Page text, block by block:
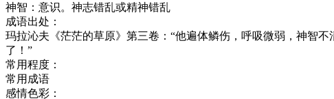
神智：意识。神志错乱或精神错乱
成语出处：
玛拉沁夫《茫茫的草原》第三卷：“他遍体鳞伤，呼吸微弱，神智
了！”
常用程度：
常用成语
感情色彩：